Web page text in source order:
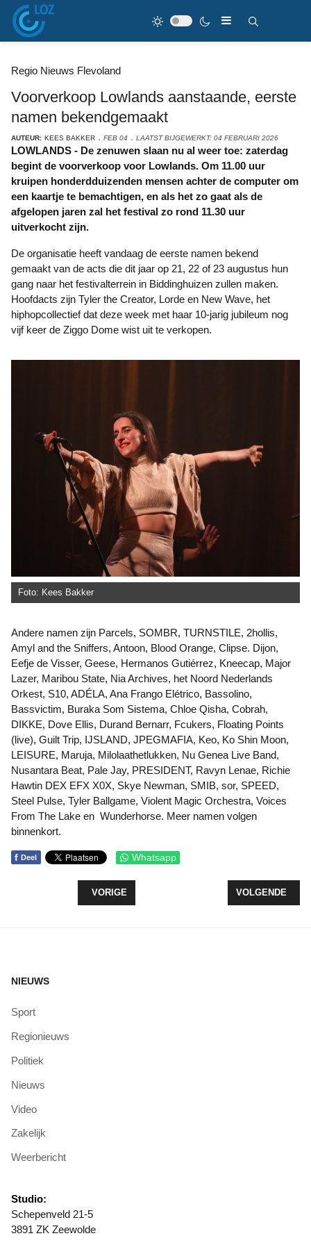
Regio Nieuws Flevoland
Voorverkoop Lowlands aanstaande, eerste
namen bekendgemaakt
AUTEUR: KEES BAKKER FEB 04 LAATST BIJGEWERKT: 04 FEBRUARI 2026
LOWLANDS - De zenuwen slaan nu al weer toe: zaterdag
begint de voorverkoop voor Lowlands. Om 11.00 uur
kruipen honderdduizenden mensen achter de computer om
een kaartje te bemachtigen, en als het zo gaat als de
afgelopen jaren zal het festival zo rond 11.30 uur
uitverkocht zijn.
De organisatie heeft vandaag de eerste namen bekend
gemaakt van de acts die dit jaar op 21, 22 of 23 augustus hun
gang naar het festivalterrein in Biddinghuizen zullen maken.
Hoofdacts zijn Tyler the Creator, Lorde en New Wave, het
hiphopcollectief dat deze week met haar 10-jarig jubileum nog
vijf keer de Ziggo Dome wist uit te verkopen.
Foto: Kees Bakker
Andere namen zijn Parcels, SOMBR, TURNSTILE, 2hollis,
Amyl and the Sniffers, Antoon, Blood Orange, Clipse. Dijon,
Eefje de Visser, Geese, Hermanos Gutiérrez, Kneecap, Major
Lazer, Maribou State, Nia Archives, het Noord Nederlands
Orkest, S10, ADÉLA, Ana Frango Elétrico, Bassolino,
Bassvictim, Buraka Som Sistema, Chloe Qisha, Cobrah,
DIKKE, Dove Ellis, Durand Bernarr, Fcukers, Floating Points
(live), Guilt Trip, IJSLAND, JPEGMAFIA, Keo, Ko Shin Moon,
LEISURE, Maruja, Milolaathetlukken, Nu Genea Live Band,
Nusantara Beat, Pale Jay, PRESIDENT, Ravyn Lenae, Richie
Hawtin DEX EFX X0X, Skye Newman, SMIB, sor, SPEED,
Steel Pulse, Tyler Ballgame, Violent Magic Orchestra, Voices
From The Lake en Wunderhorse. Meer namen volgen
binnenkort.
f Deel Whatsapp
VORIG ARTIKEL: KINDEREN UIT FLEVOLAND
VORIGE VOLGENDE
VOLGENDE
NIEUWS
Sport
Regionieuws
Politiek
Nieuws
Video
Zakelijk
Weerbericht
Studio:
Schepenveld 21-5
3891 ZK Zeewolde